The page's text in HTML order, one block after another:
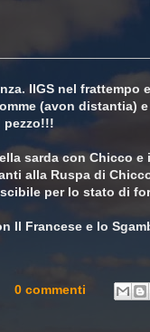
IlGS nel frattempo
(avon distantia)
pezzo!!!
sarda con Chicco e
alla Ruspa di
per lo stato di
Il Francese e lo
0 commenti